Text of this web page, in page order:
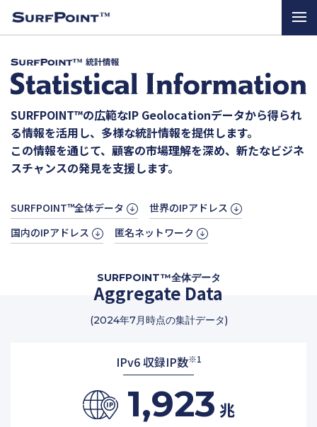
SURFPOINT™の広範なIP Geolocationデータから得られ
る情報を活用し、多様な統計情報を提供します。
この情報を通じて、顧客の市場理解を深め、新たなビジネ
スチャンスの発見を支援します。
SURFPOINT™全体データ
世界のIPアドレス
国内のIPアドレス
匿名ネットワーク
SURFPOINT™全体データ
Aggregate Data
(2024年7月時点の集計データ)
IPv6 収録IP数※1
1,923 兆